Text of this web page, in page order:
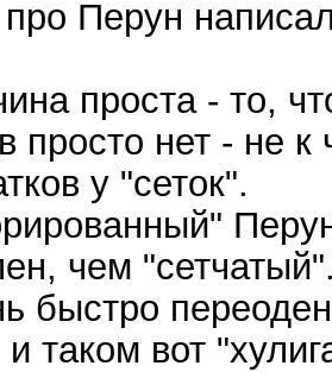
Перун
проста - то,
просто нет - не
у "сеток".
чем
быстро
и таком вот